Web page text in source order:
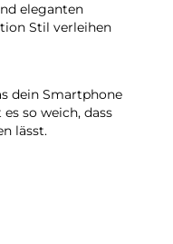
eleganten
Stil verleihen
dein Smartphone
so weich, dass
lässt.